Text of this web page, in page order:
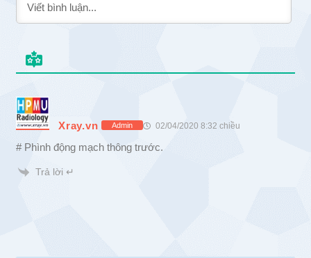
Xray.vn Admin 02/04/2020 8:32 chiều
# Phình động mạch thông trước.
Trả lời ↵